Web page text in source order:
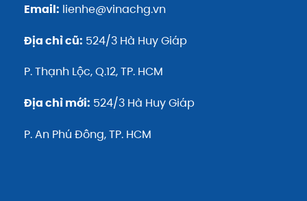
Email: lienhe@vinachg.vn
Địa chỉ cũ: 524/3 Hà Huy Giáp
P. Thạnh Lộc, Q.12, TP. HCM
Địa chỉ mới: 524/3 Hà Huy Giáp
P. An Phú Đông, TP. HCM